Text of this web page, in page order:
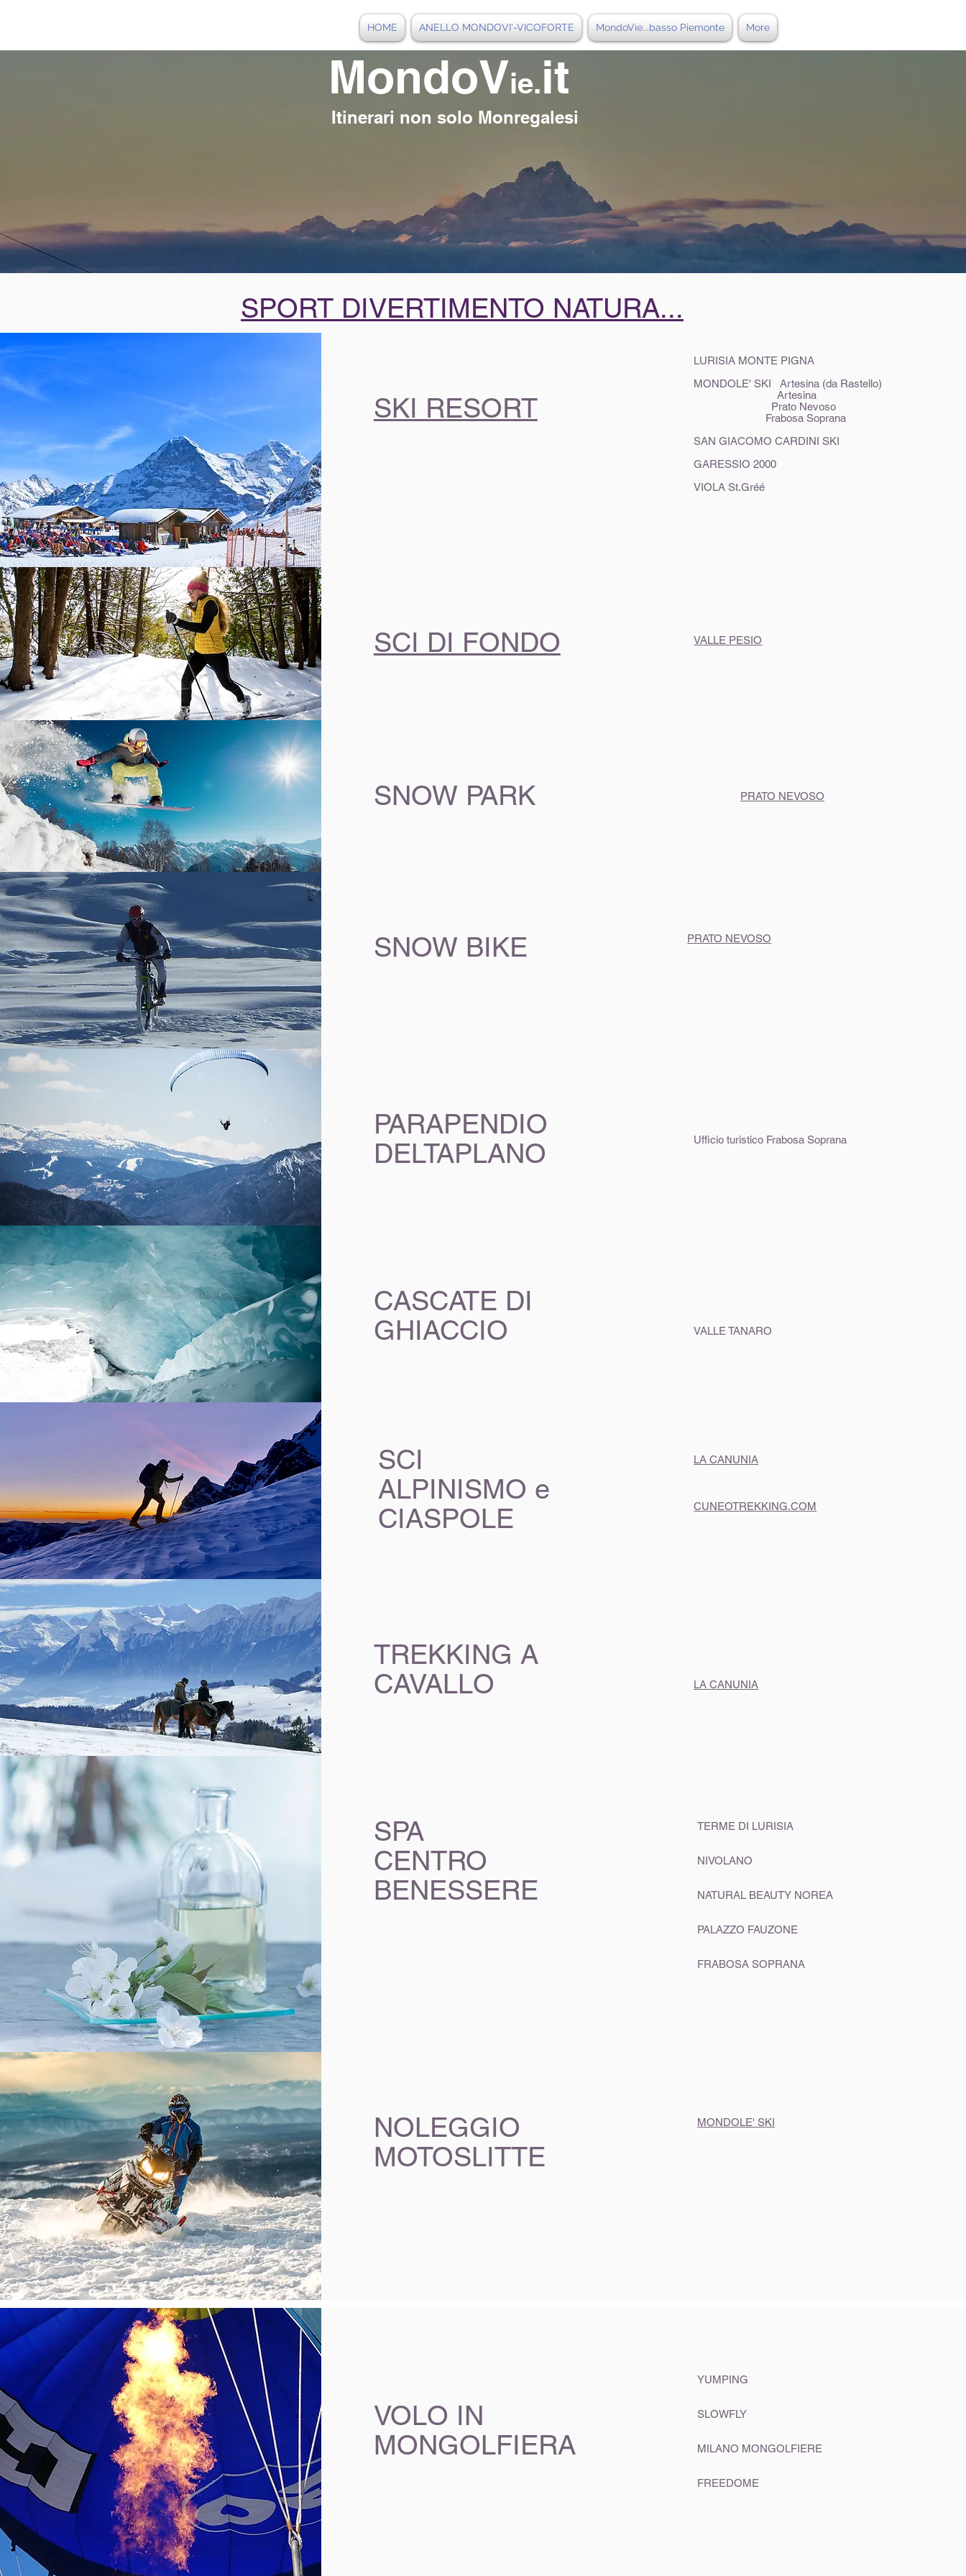
HOME ANELLO MONDOVI'-VICOFORTE MondoVìe...basso Piemonte More
MondoVie.it
Itinerari non solo Monregalesi
SPORT DIVERTIMENTO NATURA...
SKI RESORT
LURISIA MONTE PIGNA
MONDOLE' SKI Artesina (da Rastello)
Artesina
Prato Nevoso
Frabosa Soprana
SAN GIACOMO CARDINI SKI
GARESSIO 2000
VIOLA St.Gréé
SCI DI FONDO VALLE PESIO
SNOW PARK PRATO NEVOSO
SNOW BIKE PRATO NEVOSO
PARAPENDIO
DELTAPLANO
Ufficio turistico Frabosa Soprana
CASCATE DI
GHIACCIO
VALLE TANARO
SCI
ALPINISMO e
CIASPOLE
LA CANUNIA
CUNEOTREKKING.COM
TREKKING A
CAVALLO
LA CANUNIA
SPA
CENTRO
BENESSERE
TERME DI LURISIA
NIVOLANO
NATURAL BEAUTY NOREA
PALAZZO FAUZONE
FRABOSA SOPRANA
NOLEGGIO
MOTOSLITTE
MONDOLE' SKI
VOLO IN
MONGOLFIERA
YUMPING
SLOWFLY
MILANO MONGOLFIERE
FREEDOME